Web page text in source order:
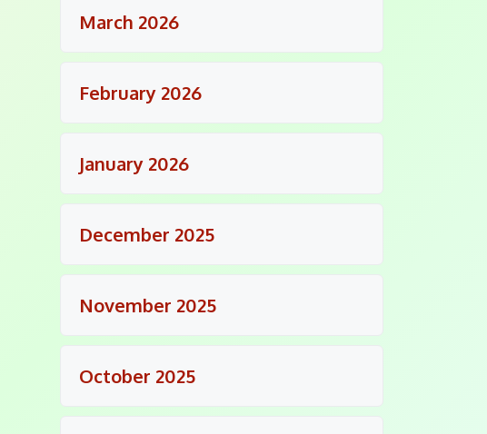
March 2026
February 2026
January 2026
December 2025
November 2025
October 2025